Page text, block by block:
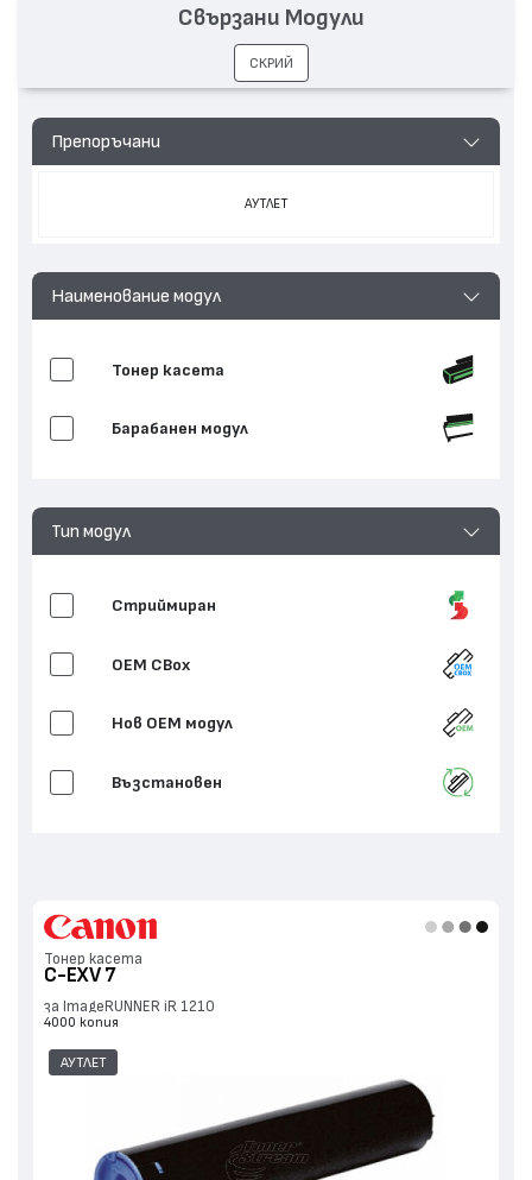
Препоръчани
АУТЛЕТ
Наименование модул
Тонер касета
Барабанен модул
Тип модул
Стриймиран
OEM CBox
Нов ОЕМ модул
Възстановен
Тонер касета
C-EXV 7
за ImageRUNNER iR 1210
4000 копия
АУТЛЕТ
Свързани Модули
СКРИЙ